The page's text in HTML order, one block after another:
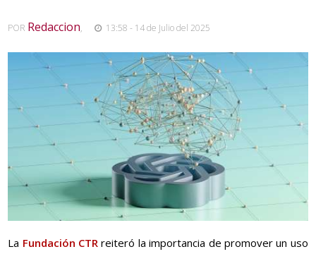
POR Redaccion, 13:58 - 14 de Julio del 2025
La Fundación CTR reiteró la importancia de promover un uso